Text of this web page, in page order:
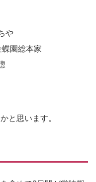
や
園総本家
と思います。